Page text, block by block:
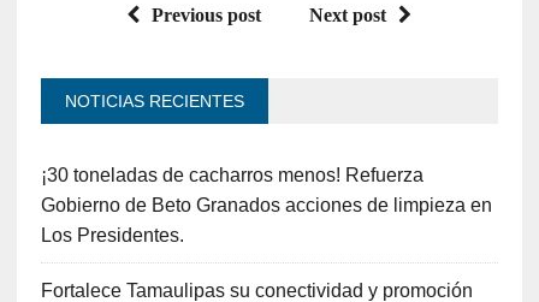
Previous post Next post
NOTICIAS RECIENTES
¡30 toneladas de cacharros menos! Refuerza
Gobierno de Beto Granados acciones de limpieza en
Los Presidentes.
Fortalece Tamaulipas su conectividad y promoción